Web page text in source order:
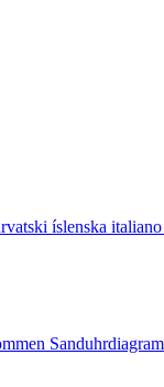
íslenska italiano